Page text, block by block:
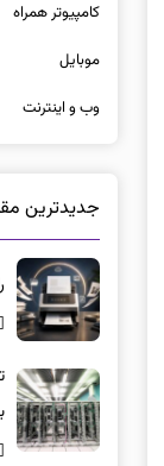
كامپيوتر همراه
موبايل
وب و اينترنت
جدیدترین